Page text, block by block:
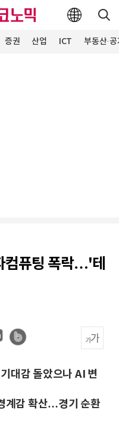
증권 산업 ICT 부동산·
컴퓨팅 폭락…'테
대감 돌았으나 AI 변
계감 확산…경기 순환